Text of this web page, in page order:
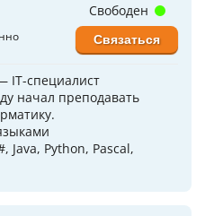
IT-специалист
начал преподавать
Java, Python, Pascal,
Свободен
Связаться